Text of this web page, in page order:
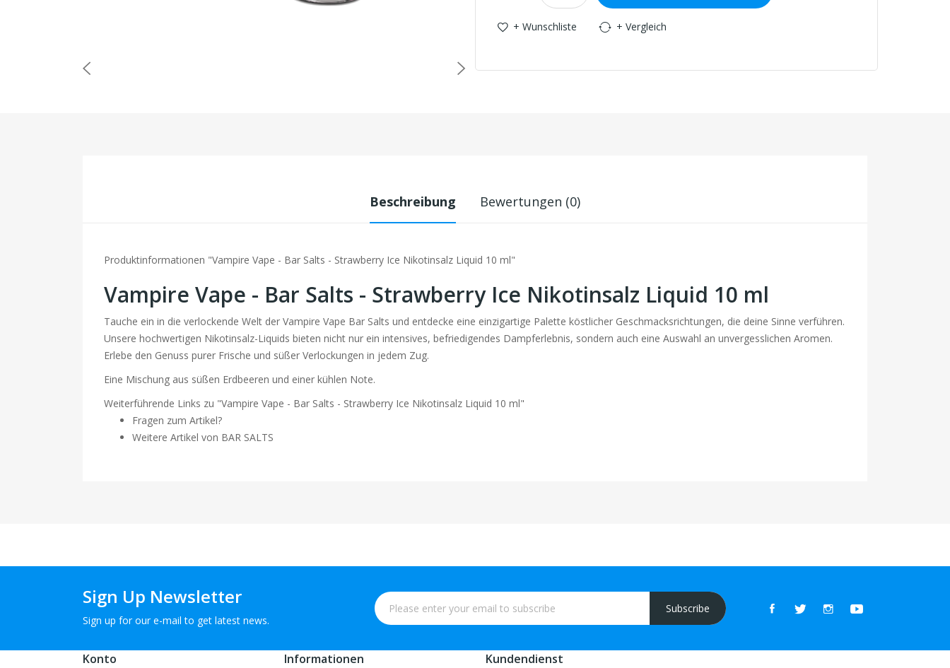
+ Wunschliste + Vergleich
Beschreibung Bewertungen (0)
Produktinformationen "Vampire Vape - Bar Salts - Strawberry Ice Nikotinsalz Liquid 10 ml"
Vampire Vape - Bar Salts - Strawberry Ice Nikotinsalz Liquid 10 ml
Tauche ein in die verlockende Welt der Vampire Vape Bar Salts und entdecke eine einzigartige Palette köstlicher Geschmacksrichtungen, die deine Sinne verführen.
Unsere hochwertigen Nikotinsalz-Liquids bieten nicht nur ein intensives, befriedigendes Dampferlebnis, sondern auch eine Auswahl an unvergesslichen Aromen.
Erlebe den Genuss purer Frische und süßer Verlockungen in jedem Zug.
Eine Mischung aus süßen Erdbeeren und einer kühlen Note.
Weiterführende Links zu "Vampire Vape - Bar Salts - Strawberry Ice Nikotinsalz Liquid 10 ml"
Fragen zum Artikel?
Weitere Artikel von BAR SALTS
Sign Up Newsletter
Sign up for our e-mail to get latest news.
Subscribe
Konto Informationen Kundendienst